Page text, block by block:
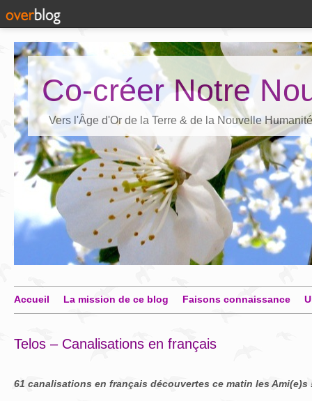
Co-créer Notre
Vers l'Âge d'Or de la Terre & de la Nouvelle Humanité
Accueil La mission de ce blog Faisons connaissance
Telos – Canalisations en français
61 canalisations en français découvertes ce matin les Ami(e)s